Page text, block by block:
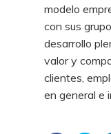
modelo
con sus
desarrollo
valor y
clientes,
en general e